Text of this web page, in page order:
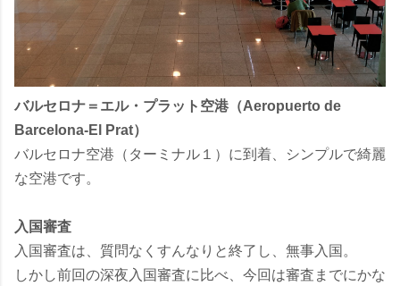
バルセロナ＝エル・プラット空港（Aeropuerto de
Barcelona-El Prat）
バルセロナ空港（ターミナル１）に到着、シンプルで綺麗
な空港です。
入国審査
入国審査は、質問なくすんなりと終了し、無事入国。
しかし前回の深夜入国審査に比べ、今回は審査までにかな